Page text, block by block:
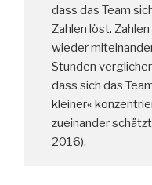
dass das Team
Zahlen löst.
wieder
Stunden
dass sich das
kleiner«
zueinander
2016).